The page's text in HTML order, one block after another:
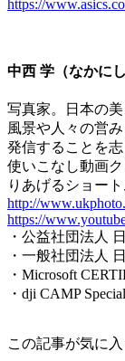
https://
中西 学（なかに
写真家。日本の
風景や人々の営
発信することを
使いこなし動画
りあげるショー
http://
https://
・公益社団法人
・一般社団法人
・Microsoft
・dji CAMP
この記事が気に